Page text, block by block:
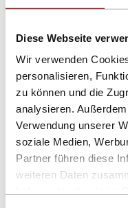
Diese Webseite
Wir verwenden
personalisieren,
zu können und die
analysieren.
Verwendung unserer
soziale Medien,
Partner führen diese
weiteren Daten
Als Outdoor-
und kann Flash-Dateien,
Millionen Farben ein
Show larger version
Show larger version
XXL LED
Die derzeit beliebteste
Schrifthöhe ab 51 cm
Anwendung von 3in1
ihrer Multimediafähigkeit